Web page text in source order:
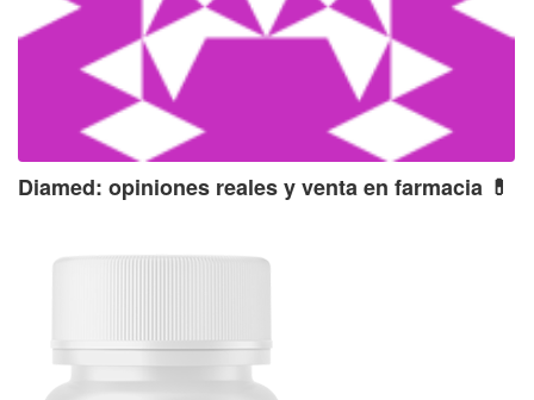
Diamed: opiniones reales y venta en farmacia 💊